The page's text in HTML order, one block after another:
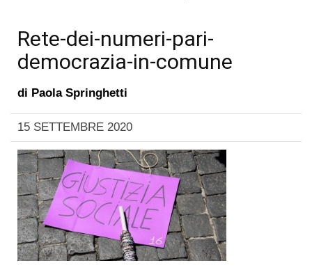
Rete-dei-numeri-pari-
democrazia-in-comune
di Paola Springhetti
15 SETTEMBRE 2020